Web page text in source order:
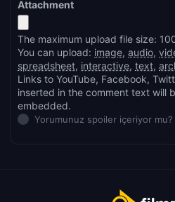
Attachment
The maximum upload file size:
You can upload: image, audio,
spreadsheet, interactive, text,
Links to YouTube, Facebook,
inserted in the comment text will
embedded.
Yorumunuz spoiler içeriyor mu?